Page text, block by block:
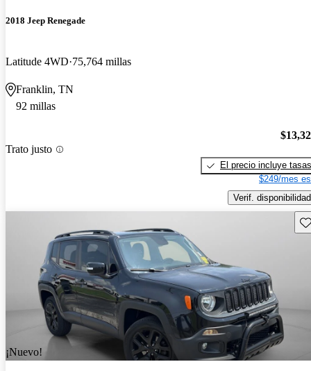
2018 Jeep Renegade
Latitude 4WD 75,764 millas
Franklin, TN
92 millas
Trato justo
El precio incluye tasas
$249/mes
Verif. disponibilidad
¡Nuevo!